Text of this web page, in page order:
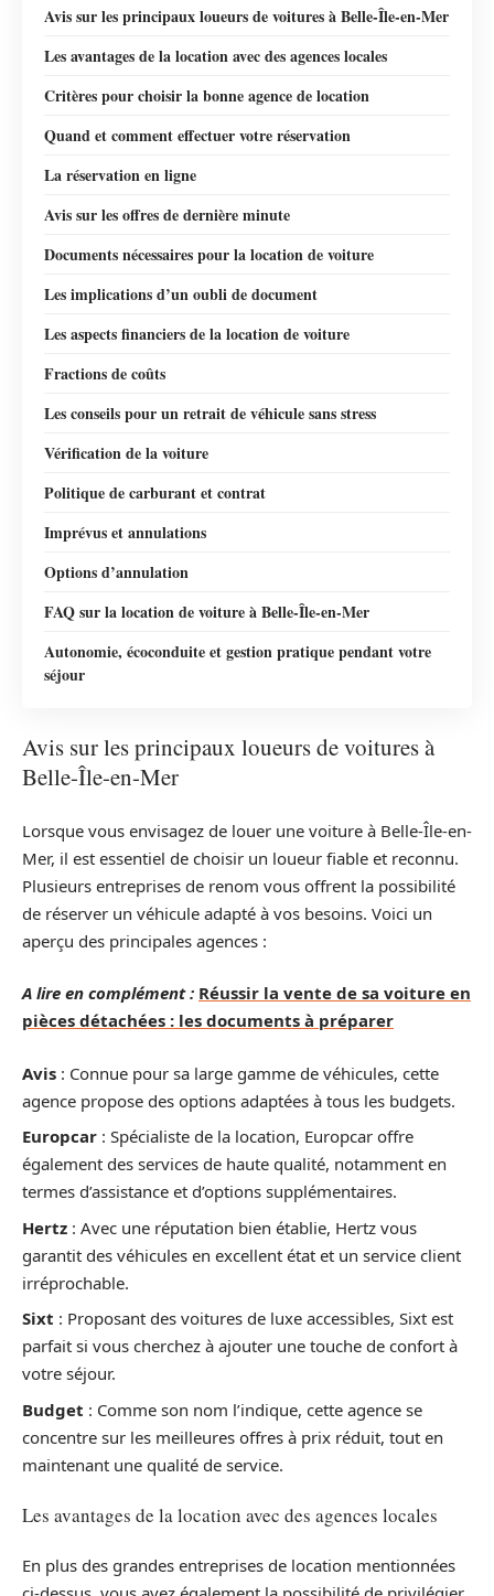
Avis sur les principaux loueurs de voitures à Belle-Île-en-Mer
Les avantages de la location avec des agences locales
Critères pour choisir la bonne agence de location
Quand et comment effectuer votre réservation
La réservation en ligne
Avis sur les offres de dernière minute
Documents nécessaires pour la location de voiture
Les implications d’un oubli de document
Les aspects financiers de la location de voiture
Fractions de coûts
Les conseils pour un retrait de véhicule sans stress
Vérification de la voiture
Politique de carburant et contrat
Imprévus et annulations
Options d’annulation
FAQ sur la location de voiture à Belle-Île-en-Mer
Autonomie, écoconduite et gestion pratique pendant votre
séjour
Avis sur les principaux loueurs de voitures à
Belle-Île-en-Mer
Lorsque vous envisagez de louer une voiture à Belle-Île-en-
Mer, il est essentiel de choisir un loueur fiable et reconnu.
Plusieurs entreprises de renom vous offrent la possibilité
de réserver un véhicule adapté à vos besoins. Voici un
aperçu des principales agences :
A lire en complément : Réussir la vente de sa voiture en
pièces détachées : les documents à préparer
Avis : Connue pour sa large gamme de véhicules, cette
agence propose des options adaptées à tous les budgets.
Europcar : Spécialiste de la location, Europcar offre
également des services de haute qualité, notamment en
termes d’assistance et d’options supplémentaires.
Hertz : Avec une réputation bien établie, Hertz vous
garantit des véhicules en excellent état et un service client
irréprochable.
Sixt : Proposant des voitures de luxe accessibles, Sixt est
parfait si vous cherchez à ajouter une touche de confort à
votre séjour.
Budget : Comme son nom l’indique, cette agence se
concentre sur les meilleures offres à prix réduit, tout en
maintenant une qualité de service.
Les avantages de la location avec des agences locales
En plus des grandes entreprises de location mentionnées